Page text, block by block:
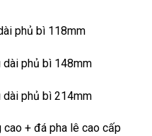
phủ bì 118mm
dài phủ bì 148mm
dài phủ bì 214mm
+ đá pha lê cao cấp